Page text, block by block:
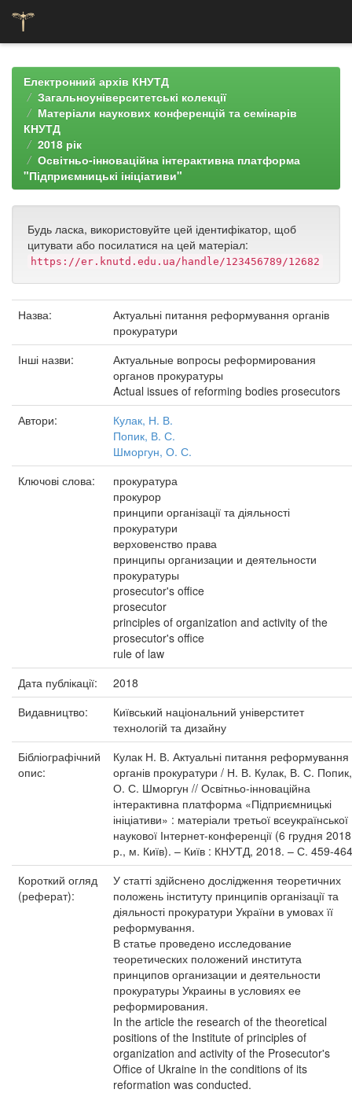
navigationЕлектронний архів КНУТД
Загальноуніверситетські колекції
Матеріали наукових конференцій та семінарів
КНУТД
2018 рік
Освітньо-інноваційна інтерактивна платформа
"Підприємницькі ініціативи"
Будь ласка, використовуйте цей ідентифікатор, щоб
цитувати або посилатися на цей матеріал:
https://er.knutd.edu.ua/handle/123456789/12682
Назва:
Актуальні питання реформування органів
прокуратури
Інші назви:
Актуальные вопросы реформирования
органов прокуратуры
Actual issues of reforming bodies prosecutors
Автори:
Кулак, Н. В.
Попик, В. С.
Шморгун, О. С.
Ключові слова:
прокуратура
прокурор
принципи організації та діяльності
прокуратури
верховенство права
принципы организации и деятельности
прокуратуры
prosecutor's office
prosecutor
principles of organization and activity of the
prosecutor's office
rule of law
Дата публікації:
2018
Видавництво:
Київський національний універститет
технологій та дизайну
Бібліографічний
опис:
Кулак Н. В. Актуальні питання реформування
органів прокуратури / Н. В. Кулак, В. С. Попик,
О. С. Шморгун // Освітньо-інноваційна
інтерактивна платформа «Підприємницькі
ініціативи» : матеріали третьої всеукраїнської
наукової Інтернет-конференції (6 грудня 2018
р., м. Київ). – Київ : КНУТД, 2018. – С. 459-
Короткий огляд
(реферат):
У статті здійснено дослідження теоретичних
положень інституту принципів організації та
діяльності прокуратури України в умовах її
реформування.
В статье проведено исследование
теоретических положений института
принципов организации и деятельности
прокуратуры Украины в условиях ее
реформирования.
In the article the research of the theoretical
positions of the Institute of principles of
organization and activity of the Prosecutor's
Office of Ukraine in the conditions of its
reformation was conducted.